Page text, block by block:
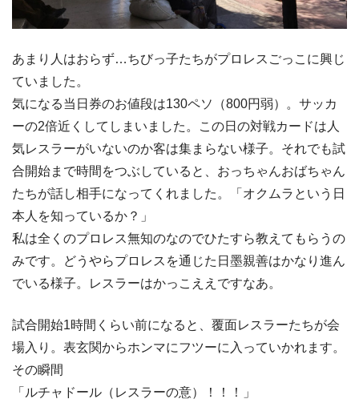
あまり人はおらず…ちびっ子たちがプロレスごっこに興じ
ていました。
気になる当日券のお値段は130ペソ（800円弱）。サッカ
ーの2倍近くしてしまいました。この日の対戦カードは人
気レスラーがいないのか客は集まらない様子。それでも試
合開始まで時間をつぶしていると、おっちゃんおばちゃん
たちが話し相手になってくれました。「オクムラという日
本人を知っているか？」
私は全くのプロレス無知のなのでひたすら教えてもらうの
みです。どうやらプロレスを通じた日墨親善はかなり進ん
でいる様子。レスラーはかっこええですなあ。
試合開始1時間くらい前になると、覆面レスラーたちが会
場入り。表玄関からホンマにフツーに入っていかれます。
その瞬間
「ルチャドール（レスラーの意）！！！」